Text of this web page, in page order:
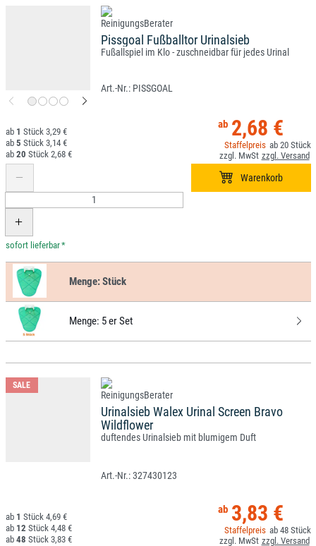
Pissgoal Fußballtor Urinalsieb
Fußallspiel im Klo - zuschneidbar für jedes Urinal
PISSGOAL
2,68 €
20
1
3,29 €
5
3,14 €
20
2,68 €
*
Menge:Stück
Menge: 5 er Set
SALE
Urinalsieb Walex Urinal Screen Bravo
Wildflower
duftendes Urinalsieb mit blumigem Duft
327430123
3,83 €
48
1
4,69 €
12
4,48 €
48
3,83 €